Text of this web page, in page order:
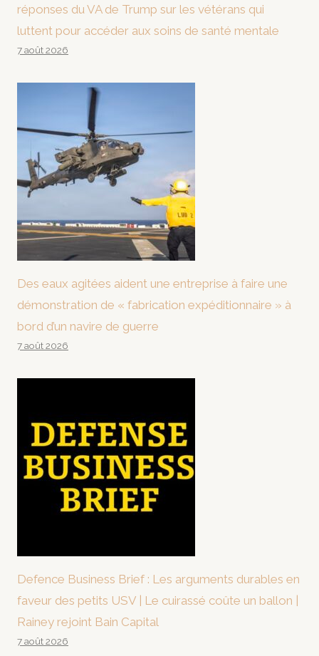
réponses du VA de Trump sur les vétérans qui
luttent pour accéder aux soins de santé mentale
7 août 2026
Des eaux agitées aident une entreprise à faire une
démonstration de « fabrication expéditionnaire » à
bord d’un navire de guerre
7 août 2026
Defence Business Brief : Les arguments durables en
faveur des petits USV | Le cuirassé coûte un ballon |
Rainey rejoint Bain Capital
7 août 2026